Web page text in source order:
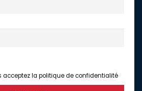
acceptez la politique de confidentialité